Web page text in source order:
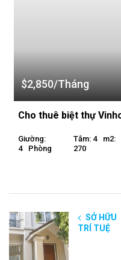
$2,850/Tháng
Giường:
4
Phòng
Tắm: 4
M2:
270
SỞ HỮU
TRÍ TUỆ